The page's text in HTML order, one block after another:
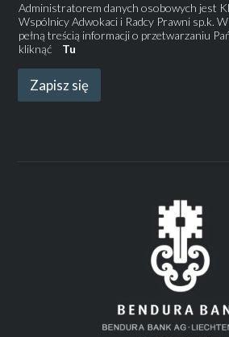
Administratorem danych osobowych jest
Wspólnicy Adwokaci i Radcy Prawni sp.k.
pełną treścią informacji o przetwarzaniu
kliknąć
Tu
Zapisz się